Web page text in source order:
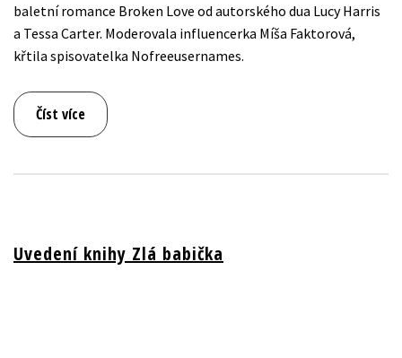
baletní romance Broken Love od autorského dua Lucy Harris
a Tessa Carter. Moderovala influencerka Míša Faktorová,
křtila spisovatelka Nofreeusernames.
Číst více
Uvedení knihy Zlá babička